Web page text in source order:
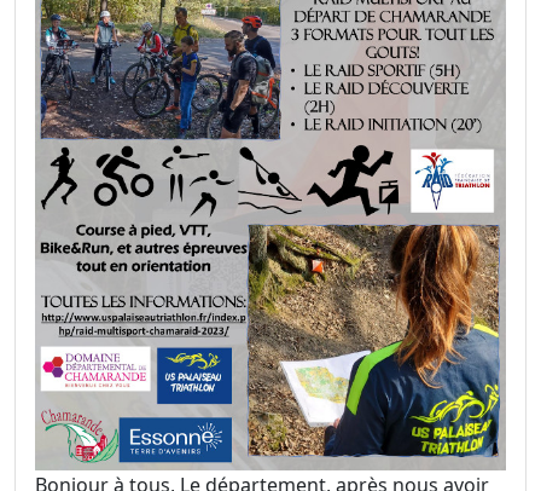
Bonjour à tous, Le département, après nous avoir